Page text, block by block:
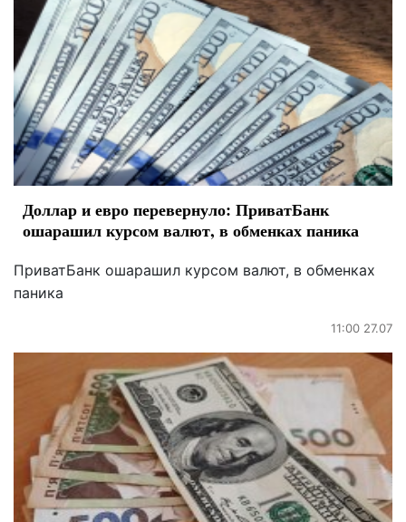
Доллар и евро перевернуло: ПриватБанк
ошарашил курсом валют, в обменках паника
ПриватБанк ошарашил курсом валют, в обменках
паника
11:00 27.07